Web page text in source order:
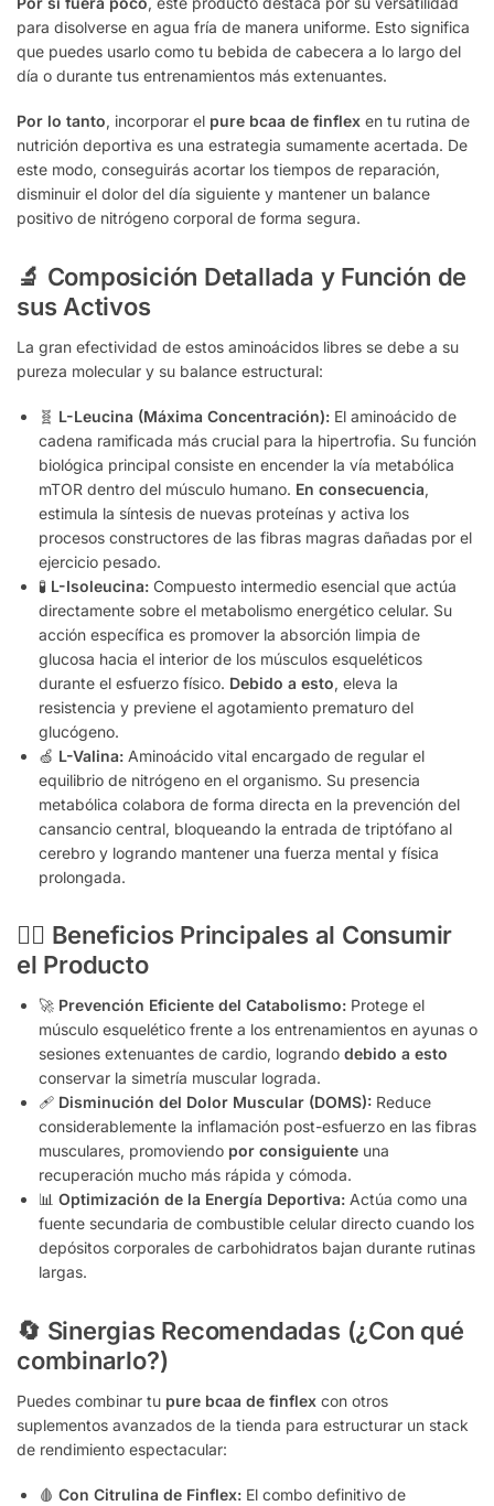
para disolverse en agua fría de manera uniforme. Esto significa
que puedes usarlo como tu bebida de cabecera a lo largo del
día o durante tus entrenamientos más extenuantes.
Por lo tanto, incorporar el pure bcaa de finflex en tu rutina de
nutrición deportiva es una estrategia sumamente acertada. De
este modo, conseguirás acortar los tiempos de reparación,
disminuir el dolor del día siguiente y mantener un balance
positivo de nitrógeno corporal de forma segura.
🔬 Composición Detallada y Función de
sus Activos
La gran efectividad de estos aminoácidos libres se debe a su
pureza molecular y su balance estructural:
🧬 L-Leucina (Máxima Concentración): El aminoácido de
cadena ramificada más crucial para la hipertrofia. Su función
biológica principal consiste en encender la vía metabólica
mTOR dentro del músculo humano. En consecuencia,
estimula la síntesis de nuevas proteínas y activa los
procesos constructores de las fibras magras dañadas por el
ejercicio pesado.
🧪 L-Isoleucina: Compuesto intermedio esencial que actúa
directamente sobre el metabolismo energético celular. Su
acción específica es promover la absorción limpia de
glucosa hacia el interior de los músculos esqueléticos
durante el esfuerzo físico. Debido a esto, eleva la
resistencia y previene el agotamiento prematuro del
glucógeno.
🍏 L-Valina: Aminoácido vital encargado de regular el
equilibrio de nitrógeno en el organismo. Su presencia
metabólica colabora de forma directa en la prevención del
cansancio central, bloqueando la entrada de triptófano al
cerebro y logrando mantener una fuerza mental y física
prolongada.
🏋️‍♂️ Beneficios Principales al Consumir
el Producto
🚀 Prevención Eficiente del Catabolismo: Protege el
músculo esquelético frente a los entrenamientos en ayunas o
sesiones extenuantes de cardio, logrando debido a esto
conservar la simetría muscular lograda.
🩹 Disminución del Dolor Muscular (DOMS): Reduce
considerablemente la inflamación post-esfuerzo en las fibras
musculares, promoviendo por consiguiente una
recuperación mucho más rápida y cómoda.
📊 Optimización de la Energía Deportiva: Actúa como una
fuente secundaria de combustible celular directo cuando los
depósitos corporales de carbohidratos bajan durante rutinas
largas.
🔄 Sinergias Recomendadas (¿Con qué
combinarlo?)
Puedes combinar tu pure bcaa de finflex con otros
suplementos avanzados de la tienda para estructurar un stack
de rendimiento espectacular:
🩸 Con Citrulina de Finflex: El combo definitivo de